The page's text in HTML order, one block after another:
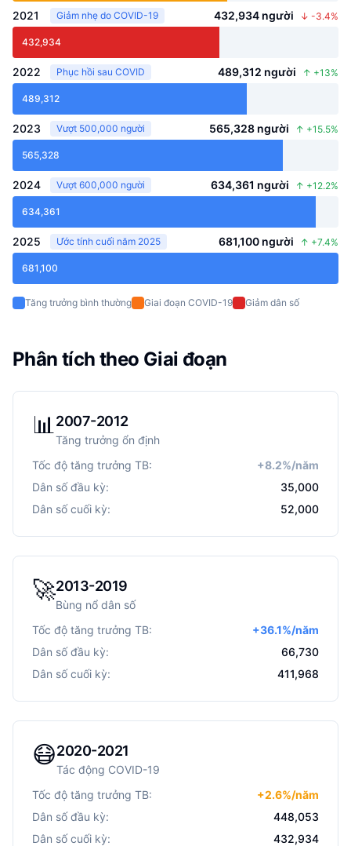
2021 Giảm nhẹ do COVID-19 432,934 người ↓ -3.4%
432,934
2022 Phục hồi sau COVID 489,312 người ↑ +13%
489,312
2023 Vượt 500,000 người 565,328 người ↑ +15.5%
565,328
2024 Vượt 600,000 người 634,361 người ↑ +12.2%
634,361
2025 Ước tính cuối năm 2025 681,100 người ↑ +7.4%
681,100
Tăng trưởng bình thường Giai đoạn COVID-19 Giảm dân số
Phân tích theo Giai đoạn
📊 2007-2012
Tăng trưởng ổn định
Tốc độ tăng trưởng TB:
+8.2%/năm
Dân số đầu kỳ:
35,000
Dân số cuối kỳ:
52,000
🚀2013-2019
Bùng nổ dân số
Tốc độ tăng trưởng TB:
+36.1%/năm
Dân số đầu kỳ:
66,730
Dân số cuối kỳ:
411,968
😷2020-2021
Tác động COVID-19
Tốc độ tăng trưởng TB:
+2.6%/năm
Dân số đầu kỳ:
448,053
Dân số cuối kỳ:
432,934